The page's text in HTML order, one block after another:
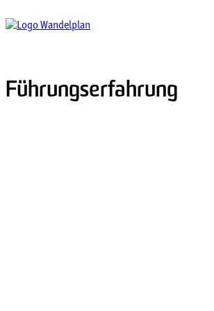
Führungserfahrung